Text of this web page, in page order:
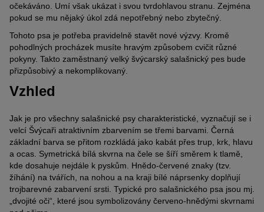
očekáváno. Umí však ukázat i svou tvrdohlavou stranu. Zejména
pokud se mu nějaký úkol zdá nepotřebný nebo zbytečný.
Tohoto psa je potřeba pravidelně stavět nové výzvy. Kromě
pohodlných procházek musíte hravým způsobem cvičit různé
pokyny. Takto zaměstnaný velký švýcarský salašnický pes bude
přizpůsobivý a nekomplikovaný.
Vzhled
Jak je pro všechny salašnické psy charakteristické, vyznačují se i
velcí Švýcaři atraktivním zbarvením se třemi barvami. Černá
základní barva se přitom rozkládá jako kabát přes trup, krk, hlavu
a ocas. Symetrická bílá skvrna na čele se šíří směrem k tlamě,
kde dosahuje nejdále k pyskům. Hnědo-červené znaky (tzv.
žíhání) na tvářích, na nohou a na kraji bílé náprsenky doplňují
trojbarevné zabarvení srsti. Typické pro salašnického psa jsou mj.
„dvojité oči“, které jsou symbolizovány červeno-hnědými skvrnami